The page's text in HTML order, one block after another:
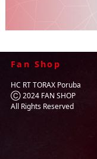
Fan Shop
HC RT TORAX Poruba
Ⓒ 2024 FAN SHOP
All Rights Reserved